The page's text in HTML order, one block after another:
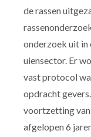
de rassen
onderzoek uit in
uiensector. Er
vast protocol
opdracht
voortzetting van
afgelopen 6